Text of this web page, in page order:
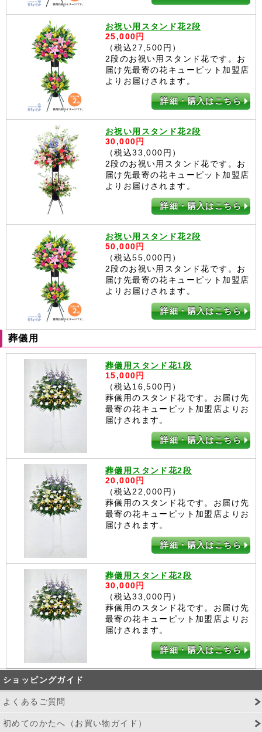
お祝い用スタンド花2段
25,000円
（税込27,500円）
2段のお祝い用スタンド花です。お
届け先最寄の花キューピット加盟店
よりお届けされます。
詳細・購入はこちら
お祝い用スタンド花2段
30,000円
（税込33,000円）
2段のお祝い用スタンド花です。お
届け先最寄の花キューピット加盟店
よりお届けされます。
詳細・購入はこちら
お祝い用スタンド花2段
50,000円
（税込55,000円）
2段のお祝い用スタンド花です。お
届け先最寄の花キューピット加盟店
よりお届けされます。
詳細・購入はこちら
葬儀用
葬儀用スタンド花1段
15,000円
（税込16,500円）
葬儀用のスタンド花です。お届け先
最寄の花キューピット加盟店よりお
届けされます。
詳細・購入はこちら
葬儀用スタンド花2段
20,000円
（税込22,000円）
葬儀用のスタンド花です。お届け先
最寄の花キューピット加盟店よりお
届けされます。
詳細・購入はこちら
葬儀用スタンド花2段
30,000円
（税込33,000円）
葬儀用のスタンド花です。お届け先
最寄の花キューピット加盟店よりお
届けされます。
詳細・購入はこちら
ショッピングガイド
よくあるご質問
初めてのかたへ（お買い物ガイド）